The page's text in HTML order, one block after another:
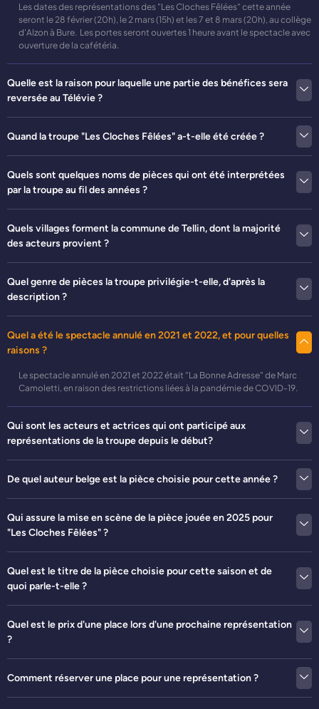
Les dates des représentations des "Les Cloches Fêlées" cette année
seront le 28 février (20h), le 2 mars (15h) et les 7 et 8 mars (20h), au collège
d'Alzon à Bure. Les portes seront ouvertes 1 heure avant le spectacle avec
ouverture de la cafétéria.
Quelle est la raison pour laquelle une partie des bénéfices sera
reversée au Télévie ?
Quand la troupe "Les Cloches Fêlées" a-t-elle été créée ?
Quels sont quelques noms de pièces qui ont été interprétées
par la troupe au fil des années ?
Quels villages forment la commune de Tellin, dont la majorité
des acteurs provient ?
Quel genre de pièces la troupe privilégie-t-elle, d'après la
description ?
Quel a été le spectacle annulé en 2021 et 2022, et pour quelles
raisons ?
Le spectacle annulé en 2021 et 2022 était "La Bonne Adresse" de Marc
Camoletti, en raison des restrictions liées à la pandémie de COVID-19.
Qui sont les acteurs et actrices qui ont participé aux
représentations de la troupe depuis le début?
De quel auteur belge est la pièce choisie pour cette année ?
Qui assure la mise en scène de la pièce jouée en 2025 pour
"Les Cloches Fêlées" ?
Quel est le titre de la pièce choisie pour cette saison et de
quoi parle-t-elle ?
Quel est le prix d'une place lors d'une prochaine représentation
?
Comment réserver une place pour une représentation ?